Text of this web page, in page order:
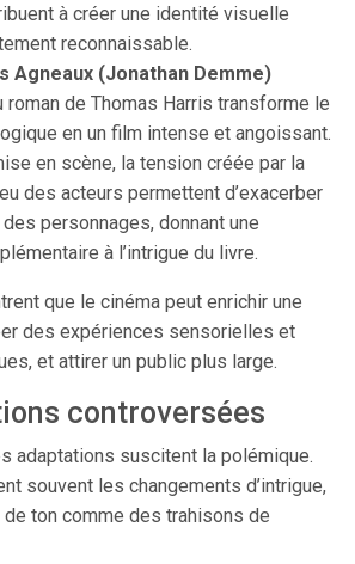
à créer une identité visuelle
reconnaissable.
Agneaux (Jonathan Demme)
roman de Thomas Harris transforme le
en un film intense et angoissant.
en scène, la tension créée par la
des acteurs permettent d’exacerber
personnages, donnant une
à l’intrigue du livre.
que le cinéma peut enrichir une
des expériences sensorielles et
et attirer un public plus large.
controversées
adaptations suscitent la polémique.
souvent les changements d’intrigue,
ton comme des trahisons de